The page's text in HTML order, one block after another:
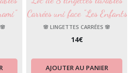
Carrées uni face "Les Enfants
Chats"
🌸 LINGETTES CARRÉES 🌸
14€
AJOUTER AU PANIER